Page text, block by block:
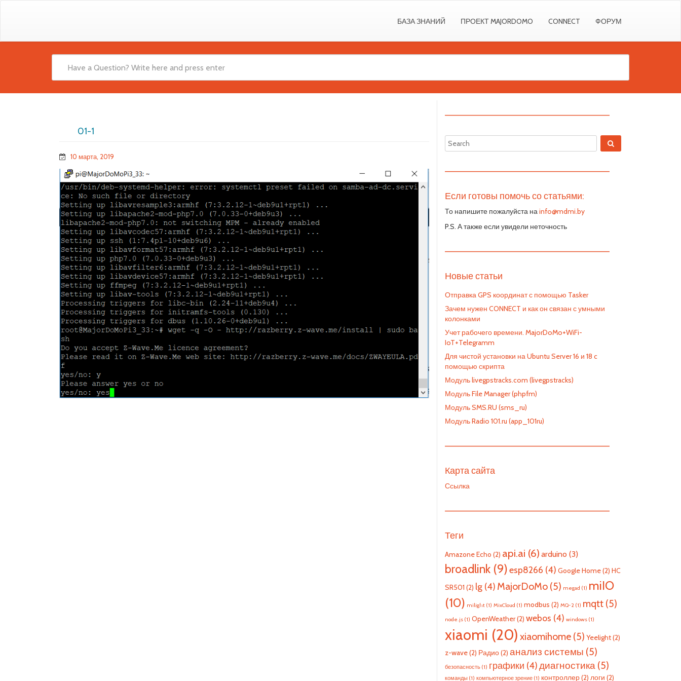
БАЗА ЗНАНИЙ ПРОЕКТ MAJORDOMO CONNECT ФОРУМ
01-1
10 марта, 2019
—————————————————————————
—————————————————————————
Если готовы помочь со статьями:
То напишите пожалуйста наinfo@mdmi.by
P.S. А также если увидели неточность
—————————————————————————
Новые статьи
Отправка GPS координат с помощью Tasker
Зачем нужен CONNECT и как он связан с умными
колонками
Учет рабочего времени. MajorDoMo+WiFi-
IoT+Telegramm
Для чистой установки на Ubuntu Server 16 и 18 c
помощью скрипта
Модуль livegpstracks.com (livegpstracks)
Модуль File Manager (phpfm)
Модуль SMS.RU (sms_ru)
Модуль Radio 101.ru (app_101ru)
—————————————————————————
Карта сайта
Ссылка
—————————————————————————
Теги
Amazone Echo (2) api.ai (6) arduino (3)
broadlink (9)esp8266 (4) Google Home(2) HC
SR501 (2) lg (4) MajorDoMo (5) megad (1) miIO
(10) milight (1) MixCloud (1) modbus (2) MQ-2 (1) mqtt (5)
node.js (1) OpenWeather(2) webos (4) windows (1)
xiaomi (20) xiaomihome (5) Yeelight(2)
z-wave(2) Радио(2) анализ системы (5)
безопасность (1) графики (4)диагностика (5)
команды (1) компьютерное зрение (1) контроллер(2) логи (2)